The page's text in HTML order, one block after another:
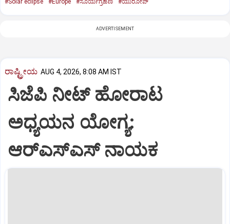
#Solar eclipse #Europe #ಸೂರ್ಯ­ಗ್ರಹಣ #ಯುರೋಪ್‌
ADVERTISEMENT
ರಾಷ್ಟ್ರೀಯ AUG 4, 2026, 8:08 AM IST
ಸಿಜೆಪಿ ನೀಟ್‌ ಹೋರಾಟ
ಅಧ್ಯಯನ ಯೋಗ್ಯ:
ಆರ್‌ಎಸ್‌ಎಸ್‌ ನಾಯಕ